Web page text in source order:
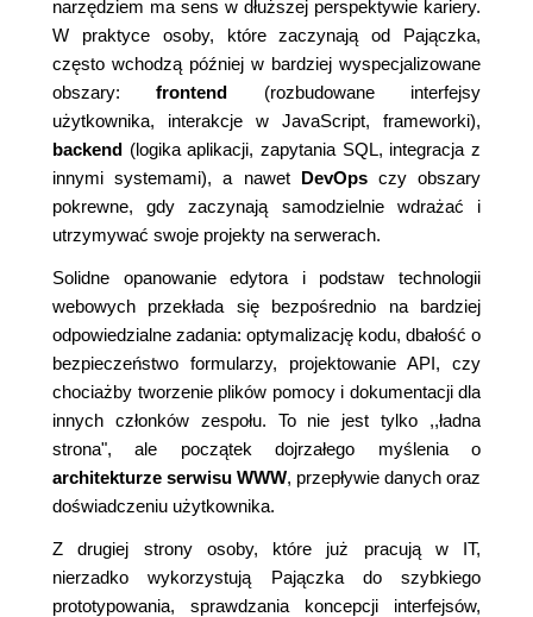
narzędziem ma sens w dłuższej perspektywie kariery.
W praktyce osoby, które zaczynają od Pajączka,
często wchodzą później w bardziej wyspecjalizowane
obszary:frontend (rozbudowane interfejsy
użytkownika, interakcje w JavaScript, frameworki),
backend (logika aplikacji, zapytania SQL, integracja z
innymi systemami), a nawet DevOpsczy obszary
pokrewne, gdy zaczynają samodzielnie wdrażać i
utrzymywać swoje projekty na serwerach.
Solidne opanowanie edytora i podstaw technologii
webowych przekłada się bezpośrednio na bardziej
odpowiedzialne zadania: optymalizację kodu, dbałość o
bezpieczeństwo formularzy, projektowanie API, czy
chociażby tworzenie plików pomocy i dokumentacji dla
innych członków zespołu. To nie jest tylko ,,ładna
strona", ale początek dojrzałego myślenia o
architekturze serwisu WWW, przepływie danych oraz
doświadczeniu użytkownika.
Z drugiej strony osoby, które już pracują w IT,
nierzadko wykorzystują Pajączka do szybkiego
prototypowania, sprawdzania koncepcji interfejsów,